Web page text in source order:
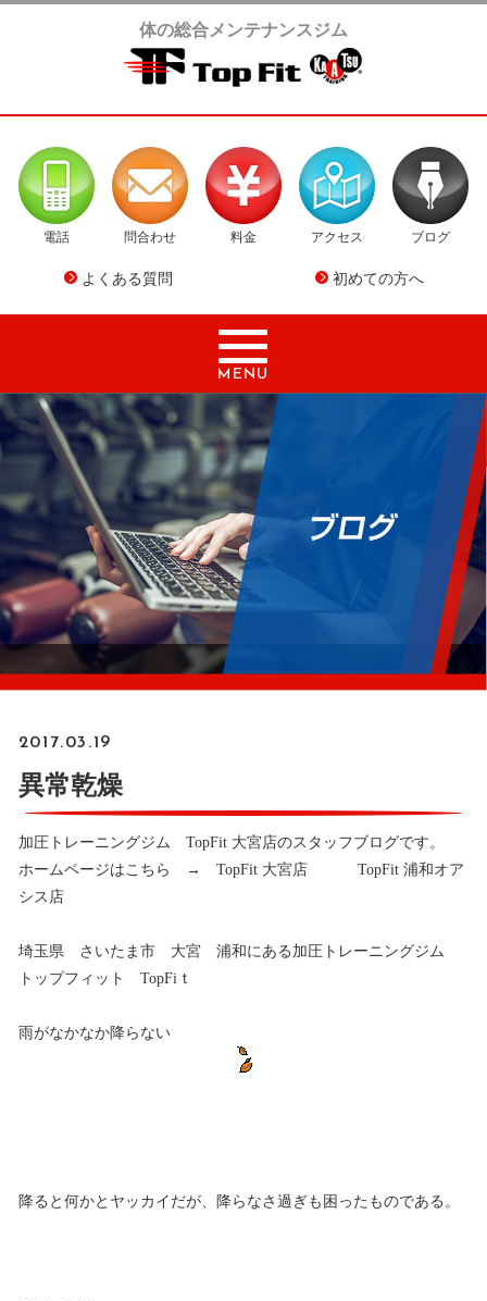
体の総合メンテナンスジム
電話 問合わせ 料金 アクセス ブログ
よくある質問 初めての方へ
MENU
2017.03.19
異常乾燥
加圧トレーニングジム TopFit 大宮店のスタッフブログです。
ホームページはこちら → TopFit 大宮店
TopFit 浦和オア
シス店
埼玉県 さいたま市 大宮 浦和にある加圧トレーニングジム
トップフィット TopFiｔ
雨がなかなか降らない
降ると何かとヤッカイだが、降らなさ過ぎも困ったものである。